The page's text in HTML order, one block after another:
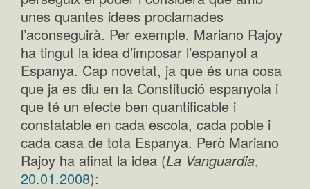
unes quantes idees proclamades
l’aconseguirà. Per exemple, Mariano Rajoy
ha tingut la idea d’imposar l’espanyol a
Espanya. Cap novetat, ja que és una cosa
que ja es diu en la Constitució espanyola i
que té un efecte ben quantificable i
constatable en cada escola, cada poble i
cada casa de tota Espanya. Però Mariano
Rajoy ha afinat la idea (La Vanguardia,
20.01.2008):